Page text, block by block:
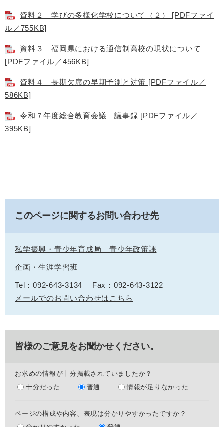
資料２ 学びの多様化学校について（２） [PDFファイ
ル／755KB]
資料３ 福岡県における通信制高校の現状について
[PDFファイル／456KB]
資料４ 長期欠席の早期予測と対策 [PDFファイル／
586KB]
令和７年度総合教育会議 議事録 [PDFファイル／
395KB]
このページに関するお問い合わせ先
私学振興・青少年育成局 青少年政策課
企画・生涯学習班
Tel：092-643-3134
Fax：092-643-3122
メールでのお問い合わせはこちら
皆様のご意見をお聞かせください。
お求めの情報が十分掲載されていましたか？
十分だった
普通 情報が足りなかった
ページの構成や内容、表現は分かりやすかったですか？